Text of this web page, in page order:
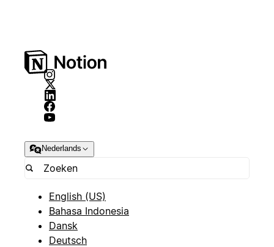
Nederlands
English (US)
Bahasa Indonesia
Dansk
Deutsch